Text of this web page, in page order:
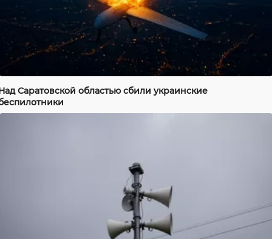
Саратовской областью сбили украинские